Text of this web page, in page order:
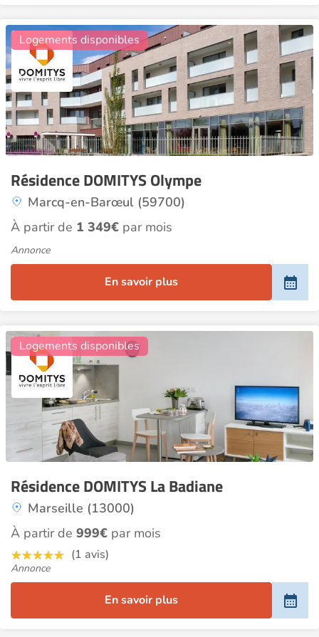
Résidence DOMITYS Olympe
Marcq-en-Barœul (59700)
Logements disponibles
À partir de 1 349€ par mois
Annonce
En savoir plus
Résidence DOMITYS La Badiane
Marseille (13000)
Logements disponibles
À partir de 999€ par mois
(1 avis)
Annonce
En savoir plus